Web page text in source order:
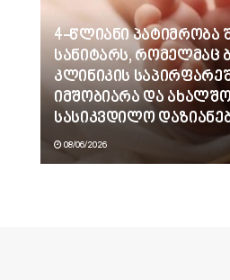
4-წლიანი პატიმრობა
სანიტარს, რომელმაც
კლინიკის
იმშობიარა და
სასიკვდილო
08/06/2026